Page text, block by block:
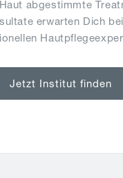
abgestimmte
erwarten Dich
Jetzt Institut finden